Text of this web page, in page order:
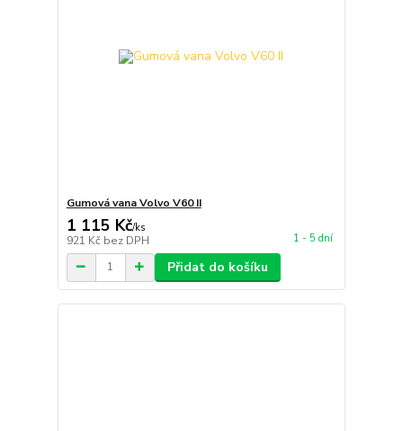
Gumová vana Volvo V60 II
1 115 Kč/ks
921 Kč bez DPH 1 - 5 dní
Přidat do košíku